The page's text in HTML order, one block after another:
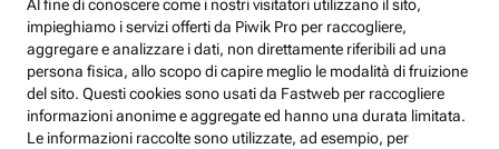
Al fine di conoscere come i nostri visitatori utilizzano il sito,
impieghiamo i servizi offerti da Piwik Pro per raccogliere,
aggregare e analizzare i dati, non direttamente riferibili ad una
persona fisica, allo scopo di capire meglio le modalità di fruizione
del sito. Questi cookies sono usati da Fastweb per raccogliere
informazioni anonime e aggregate ed hanno una durata limitata.
Le informazioni raccolte sono utilizzate, ad esempio, per